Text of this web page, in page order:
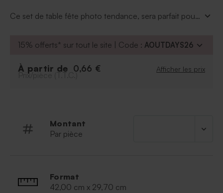
Ce set de table fête photo tendance, sera parfait pour
vous dans notre outil en ligne afin d'insérer votre
disponible sur le site pour harmoniser toute votre
15% offerts* sur tout le site | Code : AOUTDAYS26
À partir de 0,66 € Afficher les prix
Prix/pièce (T.T.C.)
Montant
Par pièce
Format
42,00 cm x 29,70 cm